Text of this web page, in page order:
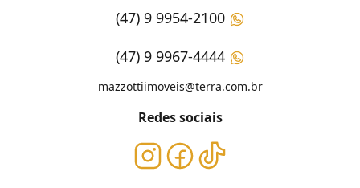
(47) 9 9954-2100
(47) 9 9967-4444
mazzottiimoveis@terra.com.br
Redes sociais